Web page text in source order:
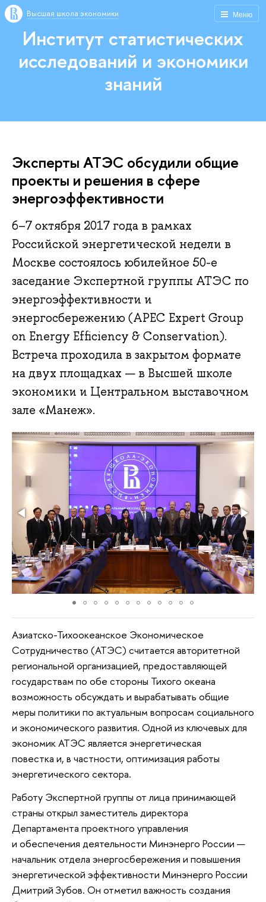
Меню
Высшая школа экономики
Институт статистических
исследований и экономики
знаний
Эксперты АТЭС обсудили общие
проекты и решения в сфере
энергоэффективности
6–7 октября 2017 года в рамках
Российской энергетической недели в
Москве состоялось юбилейное 50-е
заседание Экспертной группы АТЭС по
энергоэффективности и
энергосбережению (APEC Expert Group
on Energy Efficiency & Conservation).
Встреча проходила в закрытом формате
на двух площадках — в Высшей школе
экономики и Центральном выставочном
зале «Манеж».
Азиатско-Тихоокеанское Экономическое
Сотрудничество (АТЭС) считается авторитетной
региональной организацией, предоставляющей
государствам по обе стороны Тихого океана
возможность обсуждать и вырабатывать общие
меры политики по актуальным вопросам социального
и экономического развития. Одной из ключевых для
экономик АТЭС является энергетическая
повестка и, в частности, оптимизация работы
энергетического сектора.
Работу Экспертной группы от лица принимающей
страны открыл заместитель директора
Департамента проектного управления
и обеспечения деятельности Минэнерго России —
начальник отдела энергосбережения и повышения
энергетической эффективности Минэнерго России
Дмитрий Зубов. Он отметил важность создания